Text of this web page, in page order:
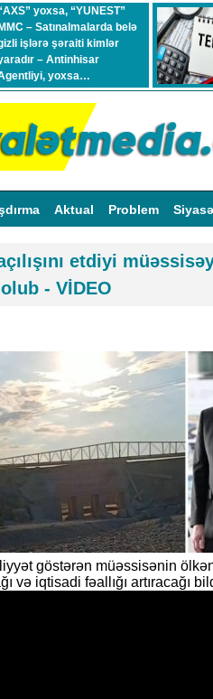
yoxsa, “YUNEST”
MMC – Satınalmalarda belə
işlərə şəraiti kimlər
– Antinhisar
yoxsa…
Aktual Problem
etdiyi
- VİDEO
göstərən müəssisənin
və iqtisadi fəallığı artıracağı